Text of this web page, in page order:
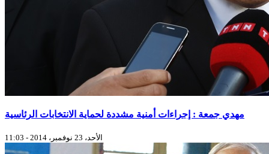
مهدي جمعة : إجراءات أمنية مشددة لحماية الانتخابات الرئاسية
الأحد، 23 نوفمبر، 2014 - 11:03